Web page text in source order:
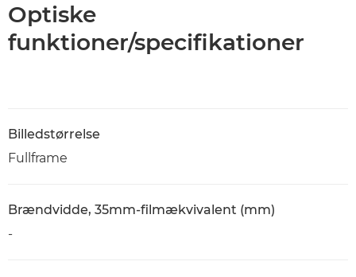
Optiske
funktioner/specifikationer
Billedstørrelse
Fullframe
Brændvidde, 35mm-filmækvivalent (mm)
-